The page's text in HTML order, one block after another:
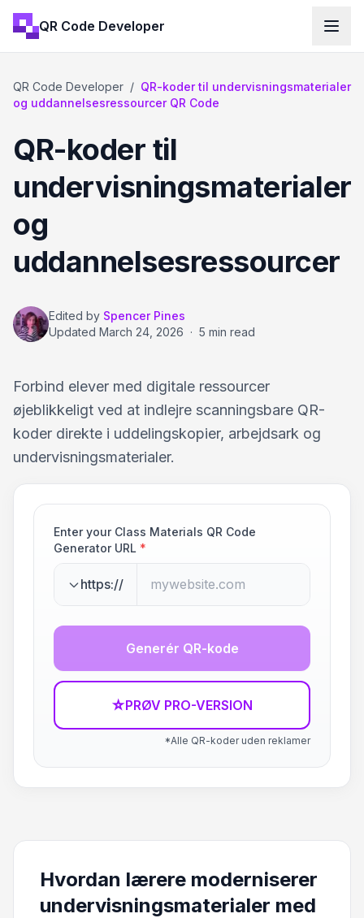
QR Code Developer
QR Code Developer / QR-koder til undervisningsmaterialer
og uddannelsesressourcer QR Code
QR-koder til
undervisningsmaterialer
og
uddannelsesressourcer
Edited by Spencer Pines
Updated March 24, 2026 · 5 min read
Forbind elever med digitale ressourcer
øjeblikkeligt ved at indlejre scanningsbare QR-
koder direkte i uddelingskopier, arbejdsark og
undervisningsmaterialer.
Enter your Class Materials QR Code
Generator URL *
https://
Generér QR-kode
☆PRØV PRO-VERSION
*Alle QR-koder uden reklamer
Hvordan lærere moderniserer
undervisningsmaterialer med